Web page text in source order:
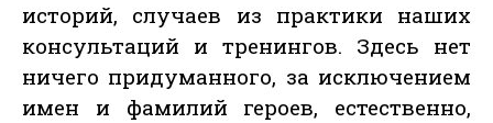
историй, случаев из практики наших
консультаций и тренингов. Здесь нет
ничего придуманного, за исключением
имен и фамилий героев, естественно,